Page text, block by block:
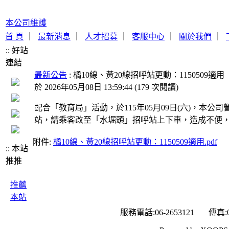
本公司維護
首 頁
最新消息 人才招募 客服中心 關於我們
:: 好站
連結
:: 本站
推推
推薦
本站
最新公告 : 橘10線、黃20線招呼站更動：1150509適用
於 2026年05月08日 13:59:44 (179 次閱讀)
配合「教育局」活動，於115年05月09日(六)，本公
站，請乘客改至「水堀頭」招呼站上下車，造成不便
附件: 橘10線、黃20線招呼站更動：1150509適用.pdf
服務電話:06-2653121 傳真